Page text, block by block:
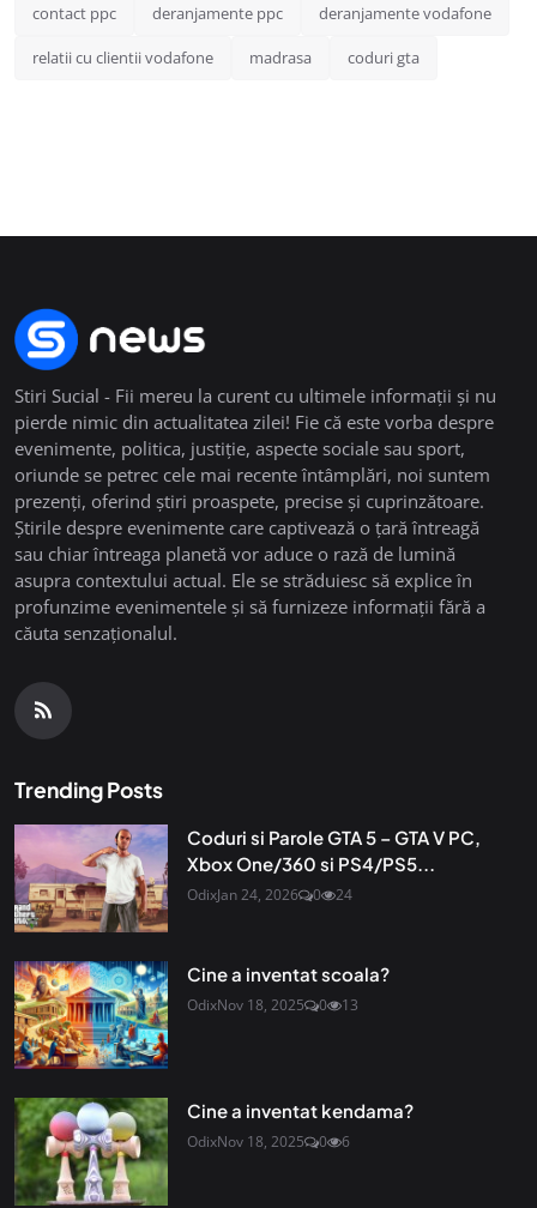
contact ppc deranjamente ppc deranjamente vodafone
relatii cu clientii vodafone madrasa coduri gta
Stiri Sucial - Fii mereu la curent cu ultimele informații și nu
pierde nimic din actualitatea zilei! Fie că este vorba despre
evenimente, politica, justiție, aspecte sociale sau sport,
oriunde se petrec cele mai recente întâmplări, noi suntem
prezenți, oferind știri proaspete, precise și cuprinzătoare.
Știrile despre evenimente care captivează o țară întreagă
sau chiar întreaga planetă vor aduce o rază de lumină
asupra contextului actual. Ele se străduiesc să explice în
profunzime evenimentele și să furnizeze informații fără a
căuta senzaționalul.
Trending Posts
Coduri si Parole GTA 5 – GTA V PC,
Xbox One/360 si PS4/PS5...
OdixJan 24, 2026 0 24
Cine a inventat scoala?
OdixNov 18, 2025 0 13
Cine a inventat kendama?
OdixNov 18, 2025 0 6